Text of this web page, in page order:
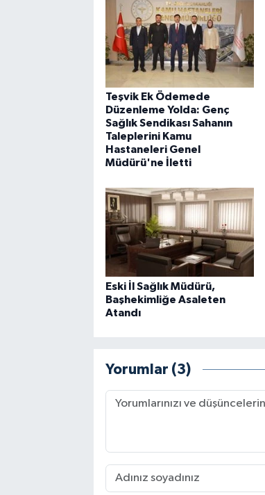
Teşvik Ek Ödemede
Düzenleme Yolda: Genç
Sağlık Sendikası Sahanın
Taleplerini Kamu
Hastaneleri Genel
Müdürü'ne İletti
Eski İl Sağlık Müdürü,
Başhekimliğe Asaleten
Atandı
Yorumlar (3)